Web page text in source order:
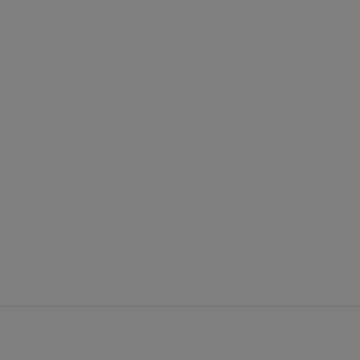
Der Druck auf das nicht feuerfeste, jedoch REACH-
Tinten möglich. Durch das spezielle LOWICK-
ihr ursprüngliches, hochwertiges Aussehen behalten.
Material ist schwer entflammbar nach DIN 75200 und
-30° C bis +70° C.
für Saint Clair Jet 550 auf der Homepage des
vollständig trocknen. Saint Clair Jet 550 ist für den
geöst und geschweißt werden.
für unsere Kunden in diversen Breiten.
uns gewohnt, kurzfristig und direkt ab Lager sowie